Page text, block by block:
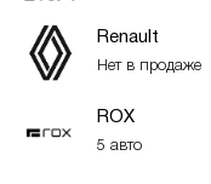
Renault
Нет в продаже
ROX
5 авто